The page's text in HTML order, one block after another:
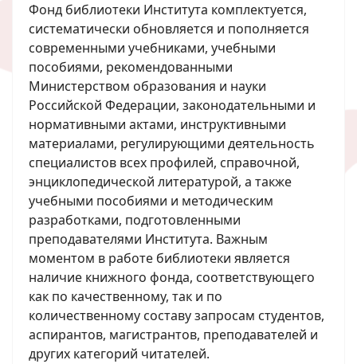
Фонд библиотеки Института комплектуется,
систематически обновляется и пополняется
современными учебниками, учебными
пособиями, рекомендованными
Министерством образования и науки
Российской Федерации, законодательными и
нормативными актами, инструктивными
материалами, регулирующими деятельность
специалистов всех профилей, справочной,
энциклопедической литературой, а также
учебными пособиями и методическим
разработками, подготовленными
преподавателями Института. Важным
моментом в работе библиотеки является
наличие книжного фонда, соответствующего
как по качественному, так и по
количественному составу запросам студентов,
аспирантов, магистрантов, преподавателей и
других категорий читателей.